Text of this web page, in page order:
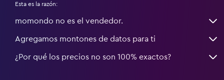
Esta es la razón:
momondo no es el vendedor.
Agregamos montones de datos para ti
¿Por qué los precios no son 100% exactos?